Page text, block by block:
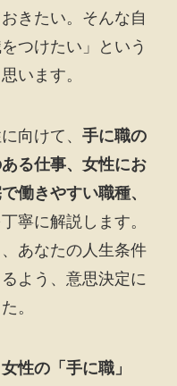
きたい。そんな自
つけたい」という
います。
向けて、 手に職の
る仕事、女性にお
働きやすい職種、
寧に解説します。
あなたの人生条件
よう、意思決定に
。
女性の「手に職」